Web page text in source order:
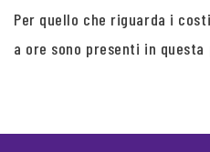
Per quello che riguarda i
a ore sono presenti in questa